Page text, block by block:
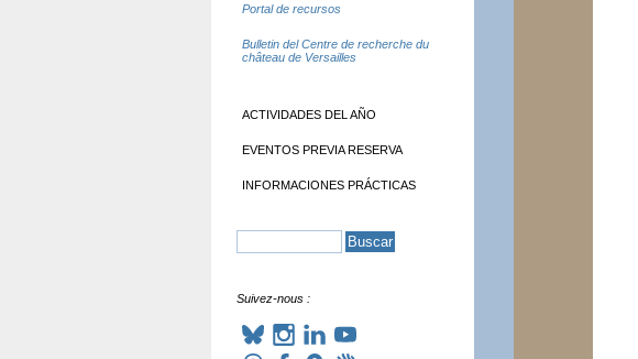
Portal de recursos
Bulletin del Centre de recherche du
château de Versailles
ACTIVIDADES DEL AÑO
EVENTOS PREVIA RESERVA
INFORMACIONES PRÁCTICAS
Suivez-nous :